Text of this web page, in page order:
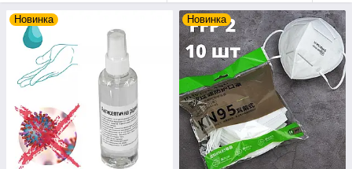
Новинка Новинка